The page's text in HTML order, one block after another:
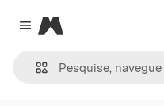
Close menu
Magnific